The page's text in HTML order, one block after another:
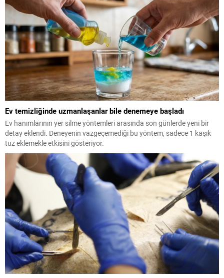
Ev temizliğinde uzmanlaşanlar bile denemeye başladı
Ev hanımlarının yer silme yöntemleri arasında son günlerde yeni bir
detay eklendi. Deneyenin vazgeçemediği bu yöntem, sadece 1 kaşık
tuz eklemekle etkisini gösteriyor.